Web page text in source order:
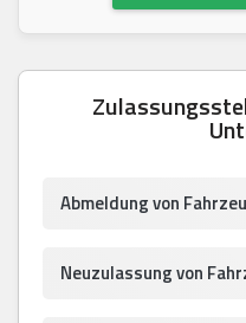
Abmeldung von
Neuzulassung von